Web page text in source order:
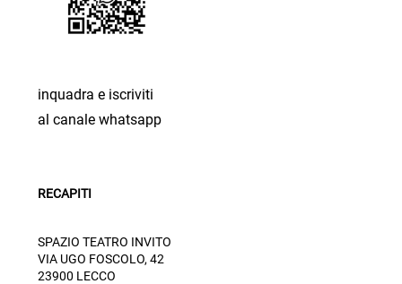
inquadra e iscriviti
al canale whatsapp
RECAPITI
SPAZIO TEATRO INVITO
VIA UGO FOSCOLO, 42
23900 LECCO